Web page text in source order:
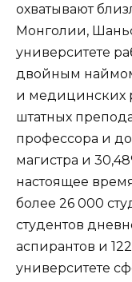
охватывают
Монголии,
университете
двойным
и медицинских
штатных
профессора и
магистра и
настоящее
более 26 000
студентов
аспирантов и
университете